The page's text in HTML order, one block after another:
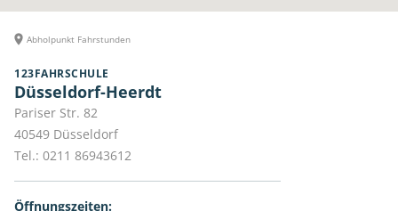
Abholpunkt Fahrstunden
123FAHRSCHULE
Düsseldorf-Heerdt
Pariser Str. 82
40549 Düsseldorf
Tel.: 0211 86943612
Öffnungszeiten: